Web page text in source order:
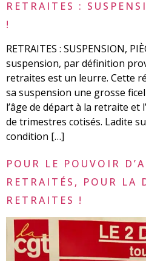
RETRAITES :
!
RETRAITES : SUSPENSION,
suspension, par définition
retraites est un leurre. Cette
sa suspension une grosse
l’âge de départ à la retraite
de trimestres cotisés. Ladite
condition […]
POUR LE POUVOIR
RETRAITÉS, POUR LA
RETRAITES !